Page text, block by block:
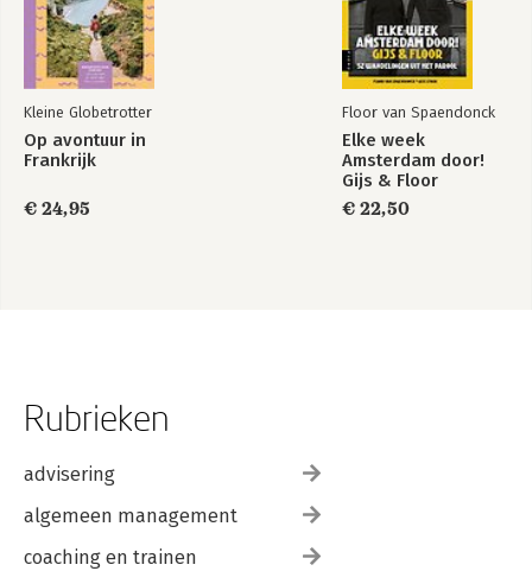
Kleine Globetrotter
Op avontuur in
Frankrijk
€ 24,95
Floor van Spaendonck
Elke week
Amsterdam door!
Gijs & Floor
€ 22,50
Rubrieken
advisering
algemeen management
coaching en trainen